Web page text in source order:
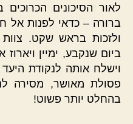
לאור הסיכונים
ברורה – כדאי לפנות אל
ולזכות בראש שקט. צוות
ביום שנקבע, ימיין
וישלח אותה לנקודת
פסולת מאושר, מסירה
בהחלט יותר פשוט!